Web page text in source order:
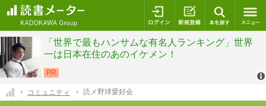
ログイン 新規登録
コミュニティ 読メ野球愛好会